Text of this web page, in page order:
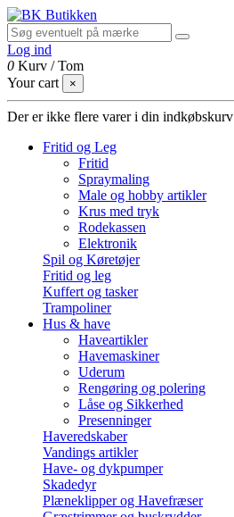
Log ind
0 Kurv /Tom
Your cart
×
Der er ikke flere varer i din indkøbskurv
Fritid og Leg
Fritid
Spraymaling
Male og hobby artikler
Krus med tryk
Rodekassen
Elektronik
Spil og Køretøjer
Fritid og leg
Kuffert og tasker
Trampoliner
Hus & have
Haveartikler
Havemaskiner
Uderum
Rengøring og polering
Låse og Sikkerhed
Presenninger
Haveredskaber
Vandings artikler
Have- og dykpumper
Skadedyr
Plæneklipper og Havefræser